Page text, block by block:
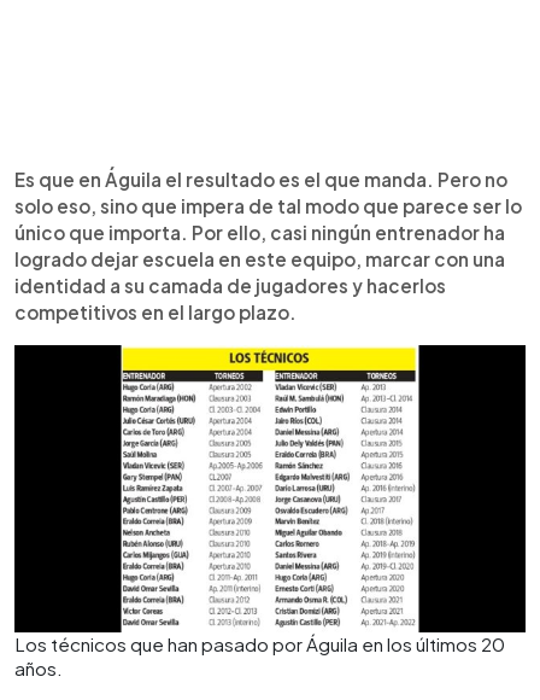
Es que en Águila el resultado es el que manda. Pero no
solo eso, sino que impera de tal modo que parece ser lo
único que importa. Por ello, casi ningún entrenador ha
logrado dejar escuela en este equipo, marcar con una
identidad a su camada de jugadores y hacerlos
competitivos en el largo plazo.
Los técnicos que han pasado por Águila en los últimos 20
años.